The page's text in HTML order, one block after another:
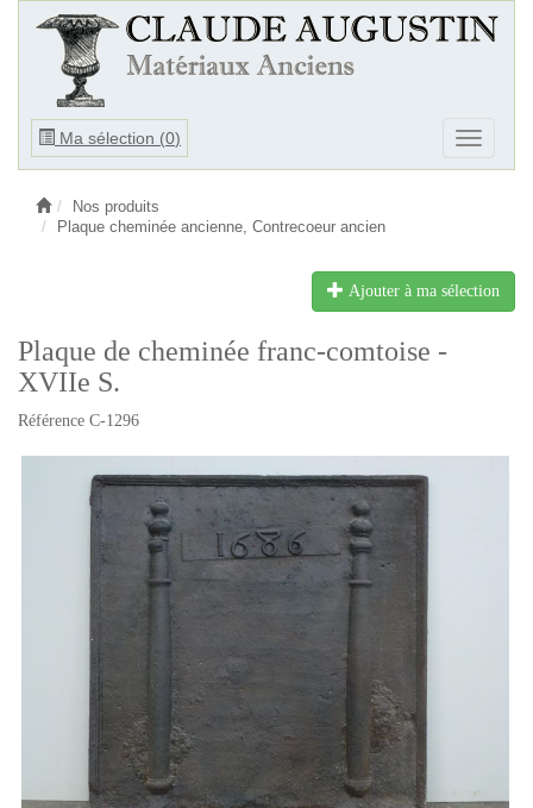
Ma sélection (0)
Ouvrir
Ouvrir
le
Nos produits
Plaque cheminée ancienne, Contrecoeur ancien
Ajouter à ma sélection
Plaque de cheminée franc-comtoise -
XVIIe S.
Référence C-1296